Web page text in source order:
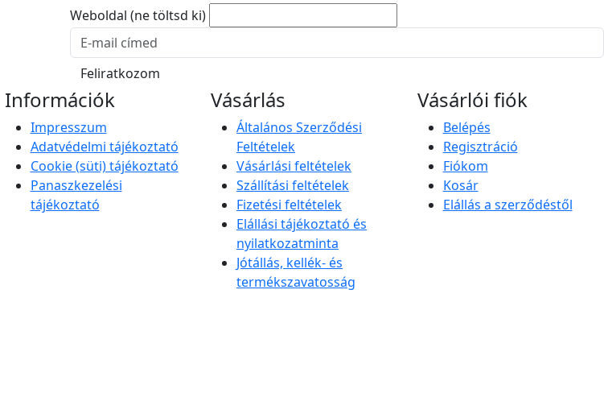
Weboldal (ne töltsd ki)
E-mail cím
Feliratkozom
Információk
Impresszum
Adatvédelmi tájékoztató
Cookie (süti) tájékoztató
Panaszkezelési
tájékoztató
Vásárlás
Általános Szerződési
Feltételek
Vásárlási feltételek
Szállítási feltételek
Fizetési feltételek
Elállási tájékoztató és
nyilatkozatminta
Jótállás, kellék- és
termékszavatosság
Vásárlói fiók
Belépés
Regisztráció
Fiókom
Kosár
Elállás a szerződéstől